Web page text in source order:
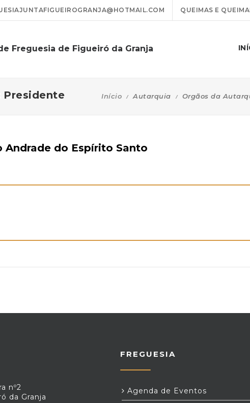
QUEIMAS E
Freguesia de Figueiró da Granja
Presidente Início Autarquia Orgãos da
Andrade do Espírito Santo
nº2
da Granja
FREGUESIA
Agenda de Eventos